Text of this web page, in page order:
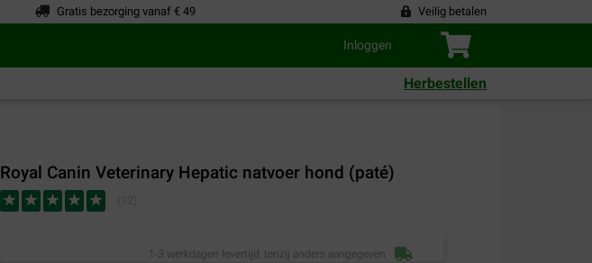
Gratis bezorging vanaf € 49 Veilig betalen
Inloggen
Herbestellen
Royal Canin Veterinary Hepatic natvoer hond (paté)
1-3 werkdagen levertijd, tenzij anders aangegeven